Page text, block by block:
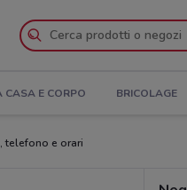
CASA E CORPO BRICOLAGE
telefono e orari